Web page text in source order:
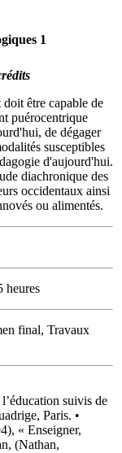
1
être capable de
puérocentrique
de dégager
susceptibles
d'aujourd'hui.
diachronique des
occidentaux ainsi
ou alimentés.
heures
final, Travaux
suivis de
Paris. •
« Enseigner,
(Nathan,